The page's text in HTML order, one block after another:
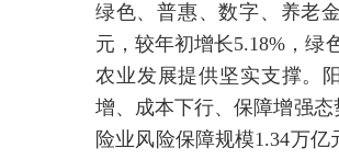
绿色、普惠、数字、养老
元，较年初增长5.18%，绿
农业发展提供坚实支撑。
增、成本下行、保障增强
险业风险保障规模1.34万